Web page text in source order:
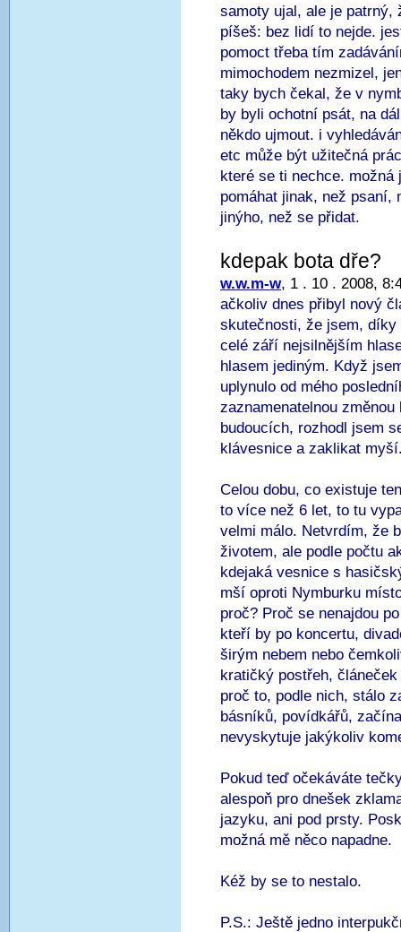
samoty ujal, ale je
píšeš: bez lidí to nejde.
pomoct třeba tím
mimochodem nezmizel,
taky bych čekal, že v
by byli ochotní psát, na
někdo ujmout. i
etc může být užitečná
které se ti nechce.
pomáhat jinak, než psaní,
jinýho, než se přidat.
kdepak bota dře?
w.w.m-w, 1 . 10 . 2008,
ačkoliv dnes přibyl nový
skutečnosti, že jsem,
celé září nejsilnějším
hlasem jediným. Když
uplynulo od mého
zaznamenatelnou
budoucích, rozhodl jsem
klávesnice a zaklikat
Celou dobu, co existuje
to více než 6 let, to tu
velmi málo. Netvrdím, že
životem, ale podle počtu
kdejaká vesnice s
mší oproti Nymburku
proč? Proč se nenajdou
kteří by po koncertu,
širým nebem nebo
kratičký postřeh,
proč to, podle nich, stálo
básníků, povídkářů,
nevyskytuje jakýkoliv
Pokud teď očekáváte
alespoň pro dnešek
jazyku, ani pod prsty.
možná mě něco napadne.
Kéž by se to nestalo.
P.S.: Ještě jedno